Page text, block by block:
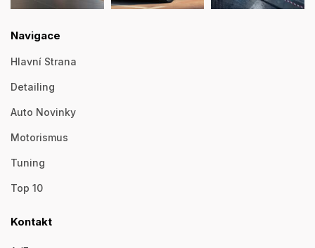
Navigace
Hlavní Strana
Detailing
Auto Novinky
Motorismus
Tuning
Top 10
Kontakt